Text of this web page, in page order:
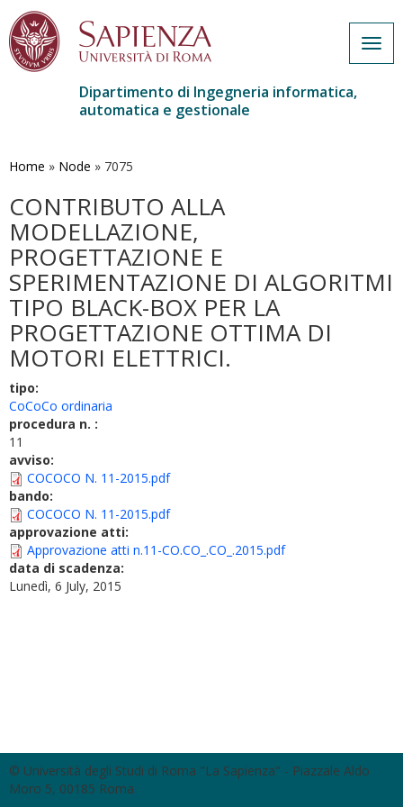
contenuto
Dipartimento di Ingegneria informatica,
automatica e gestionale
Home » Node » 7075
CONTRIBUTO ALLA
MODELLAZIONE,
PROGETTAZIONE E
SPERIMENTAZIONE DI ALGORITMI
TIPO BLACK-BOX PER LA
PROGETTAZIONE OTTIMA DI
MOTORI ELETTRICI.
tipo:
CoCoCo ordinaria
procedura n. :
11
avviso:
COCOCO N. 11-2015.pdf
bando:
COCOCO N. 11-2015.pdf
approvazione atti:
Approvazione atti n.11-CO.CO_.CO_.2015.pdf
data di scadenza:
Lunedì, 6 July, 2015
© Università degli Studi di Roma "La Sapienza" - Piazzale Aldo
Moro 5, 00185 Roma